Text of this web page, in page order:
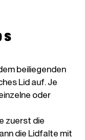
beiliegenden
Lid auf. Je
oder
zuerst die
die Lidfalte mit